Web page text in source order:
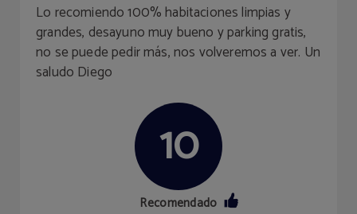
Lo recomiendo 100% habitaciones limpias y
grandes, desayuno muy bueno y parking gratis,
no se puede pedir más, nos volveremos a ver. Un
saludo Diego
10
Recomendado